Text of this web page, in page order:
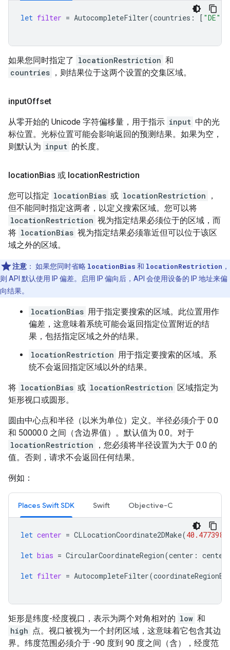
let filter = AutocompleteFilter(countries : [ "DE"
如果您同时指定了 locationRestriction 和
countries ，则结果位于这两个设置的交集区域。
inputOffset
从零开始的 Unicode 字符偏移量，用于指示 input 中的光
标位置。光标位置可能会影响返回的预测结果。如果为空，
则默认为 input 的长度。
locationBias 或 locationRestriction
您可以指定 locationBias 或 locationRestriction
，
但不能同时指定这两者，以定义搜索区域。您可以将
locationRestriction 视为指定结果必须位于的区域，而
将 locationBias 视为指定结果必须靠近但可以位于该区
域之外的区域。
注意 ： 如果您同时省略 locationBias 和 locationRestriction ，
则 API 默认使用 IP 偏差。启用 IP 偏向后，API 会使用设备的 IP 地址来偏
向结果。
locationBias 用于指定要搜索的区域。此位置用作
偏差，这意味着系统可能会返回指定位置附近的结
果，包括指定区域之外的结果。
locationRestriction 用于指定要搜索的区域。系
统不会返回指定区域以外的结果。
将 locationBias 或 locationRestriction 区域指定为
矩形视口或圆形。
圆由中心点和半径（以米为单位）定义。半径必须介于 0.0
和 50000.0 之间（含边界值）。默认值为 0.0。对于
locationRestriction
，您必须将半径设置为大于 0.0 的
值。否则，请求不会返回任何结果。
例如：
Places Swift SDK Swift Objective-C
let center = CLLocationCoordinate2DMake(40.477398
let bias = CircularCoordinateRegion(center : center
let filter = AutocompleteFilter(
矩形是纬度-经度视口，表示为两个对角相对的 low 和
high 点。视口被视为一个封闭区域，这意味着它包含其边
界。纬度范围必须介于 -90 度到 90 度之间（含），经度范